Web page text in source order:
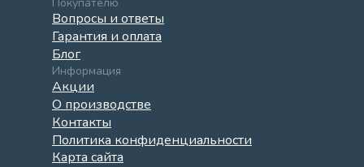
Вопросы и ответы
Гарантия и оплата
Блог
Информация
Акции
О производстве
Контакты
Политика конфиденциальности
Карта сайта